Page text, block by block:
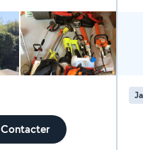
Contacter